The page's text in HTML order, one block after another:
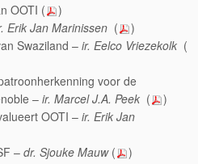
OOTI (
)
Erik Jan Marinissen (
)
Swaziland – ir. Eelco Vriezekolk (
voor de
– ir. Marcel J.A. Peek (
)
OOTI – ir. Erik Jan
– dr. Sjouke Mauw( )